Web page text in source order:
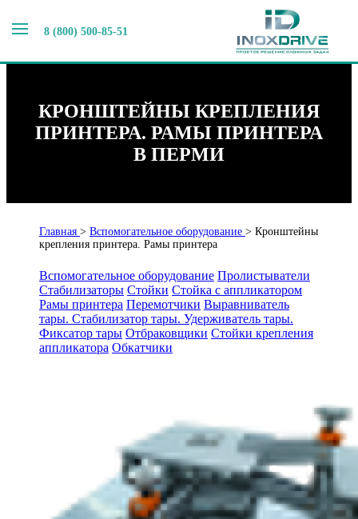
8 (800) 500-85-51
КРОНШТЕЙНЫ КРЕПЛЕНИЯ
ПРИНТЕРА. РАМЫ ПРИНТЕРА
В ПЕРМИ
Главная > Вспомогательное оборудование > Кронштейны
крепления принтера. Рамы принтера
Вспомогательное оборудование Пролистыватели
Стабилизаторы Стойки Стойка с аппликатором
Рамы принтера Перемотчики Выравниватель
тары. Стабилизатор тары. Удерживатель тары.
Фиксатор тары Отбраковщики Стойки крепления
аппликатора Обкатчики